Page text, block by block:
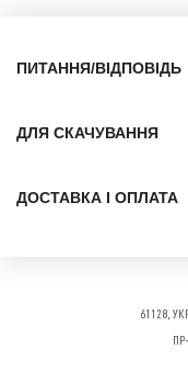
ПИТАННЯ/ВІДПОВІДЬ
ДЛЯ СКАЧУВАННЯ
ДОСТАВКА І ОПЛАТА
61128,